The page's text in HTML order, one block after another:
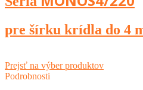
pre šírku krídla do 4
Prejsť na výber produktov
Podrobnosti